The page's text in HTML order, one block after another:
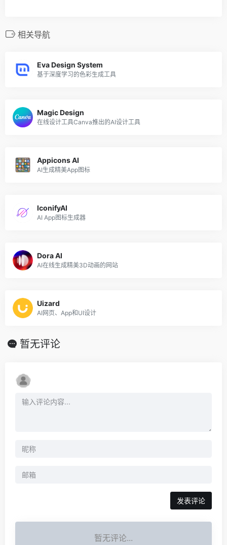
相关导航
Eva Design System
基于深度学习的色彩生成工具
Magic Design
在线设计工具Canva推出的AI设计工具
Appicons AI
AI生成精美App图标
IconifyAI
AI App图标生成器
Dora AI
AI在线生成精美3D动画的网站
Uizard
AI网页、App和UI设计
暂无评论
发表评论
暂无评论...